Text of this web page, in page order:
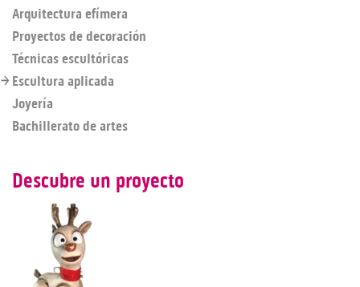
Arquitectura efímera
Proyectos de decoración
Técnicas escultóricas
Escultura aplicada
Joyería
Bachillerato de artes
Descubre un proyecto